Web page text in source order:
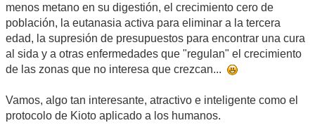
menos metano en su digestión, el crecimiento cero de
población, la eutanasia activa para eliminar a la tercera
edad, la supresión de presupuestos para encontrar una cura
al sida y a otras enfermedades que "regulan" el crecimiento
de las zonas que no interesa que crezcan...
Vamos, algo tan interesante, atractivo e inteligente como el
protocolo de Kioto aplicado a los humanos.